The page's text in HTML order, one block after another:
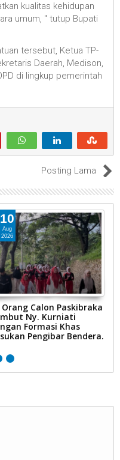
kualitas kehidupan
umum, " tutup Bupati
tersebut, Ketua TP-
Daerah, Medison,
di lingkup pemerintah
Posting Lama
10
Aug
2026
Orang Calon Paskibraka
Ny. Kurniati
Formasi Khas
Pengibar Bendera.